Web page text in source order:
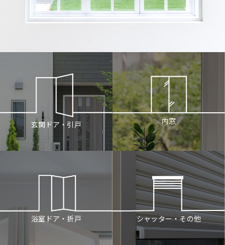
玄関ドア・引戸 内窓
浴室ドア・折戸 シャッター・その他